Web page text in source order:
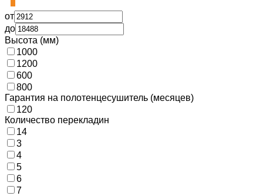
от
до
Высота (мм)
1000
1200
600
800
Гарантия на полотенцесушитель (месяцев)
120
Количество перекладин
14
3
4
5
6
7